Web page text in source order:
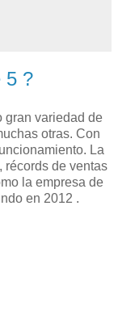
5 ?
gran variedad de
otras. Con
La
récords de ventas
la empresa de
en 2012 .